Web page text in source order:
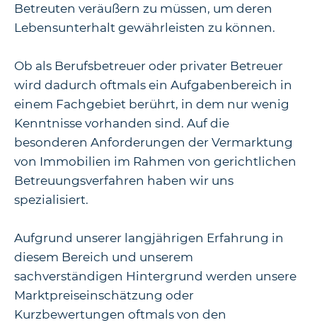
Betreuten veräußern zu müssen, um deren
Lebensunterhalt gewährleisten zu können.
Ob als Berufsbetreuer oder privater Betreuer
wird dadurch oftmals ein Aufgabenbereich in
einem Fachgebiet berührt, in dem nur wenig
Kenntnisse vorhanden sind. Auf die
besonderen Anforderungen der Vermarktung
von Immobilien im Rahmen von gerichtlichen
Betreuungsverfahren haben wir uns
spezialisiert.
Aufgrund unserer langjährigen Erfahrung in
diesem Bereich und unserem
sachverständigen Hintergrund werden unsere
Marktpreiseinschätzung oder
Kurzbewertungen oftmals von den